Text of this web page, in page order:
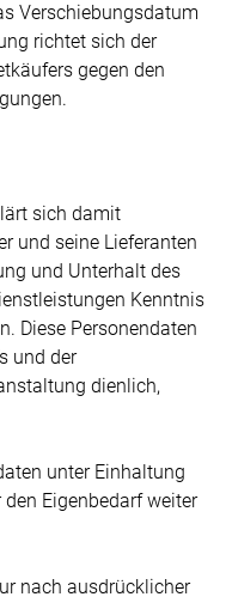
Verschiebungsdatum
richtet sich der
gegen den
sich damit
und seine Lieferanten
und Unterhalt des
Kenntnis
Diese Personendaten
und der
dienlich,
unter Einhaltung
Eigenbedarf weiter
nach ausdrücklicher